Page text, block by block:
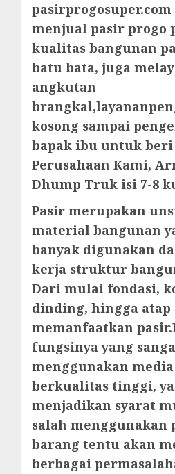
pasirprogosuper.com
menjual pasir progo
kualitas bangunan
batu bata, juga
angkutan
kosong sampai
bapak ibu untuk beri
Perusahaan Kami,
Dhump Truk isi 7-8
Pasir merupakan
material bangunan
banyak digunakan
kerja struktur
Dari mulai fondasi,
dinding, hingga atap
memanfaatkan
fungsinya yang
menggunakan
berkualitas tinggi,
menjadikan syarat
salah menggunakan
barang tentu akan
berbagai